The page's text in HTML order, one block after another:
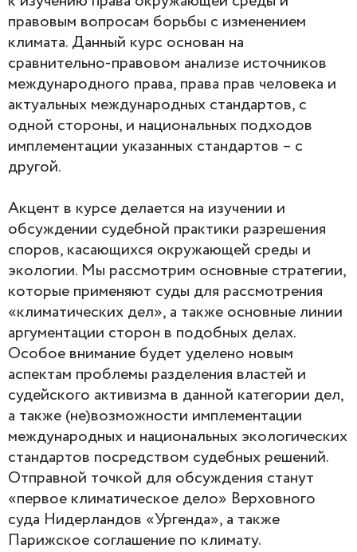
правовым вопросам борьбы с изменением
климата. Данный курс основан на
сравнительно-правовом анализе источников
международного права, права прав человека и
актуальных международных стандартов, с
одной стороны, и национальных подходов
имплементации указанных стандартов – с
другой.
Акцент в курсе делается на изучении и
обсуждении судебной практики разрешения
споров, касающихся окружающей среды и
экологии. Мы рассмотрим основные стратегии,
которые применяют суды для рассмотрения
«климатических дел», а также основные линии
аргументации сторон в подобных делах.
Особое внимание будет уделено новым
аспектам проблемы разделения властей и
судейского активизма в данной категории дел,
а также (не)возможности имплементации
международных и национальных экологических
стандартов посредством судебных решений.
Отправной точкой для обсуждения станут
«первое климатическое дело» Верховного
суда Нидерландов «Ургенда», а также
Парижское соглашение по климату.